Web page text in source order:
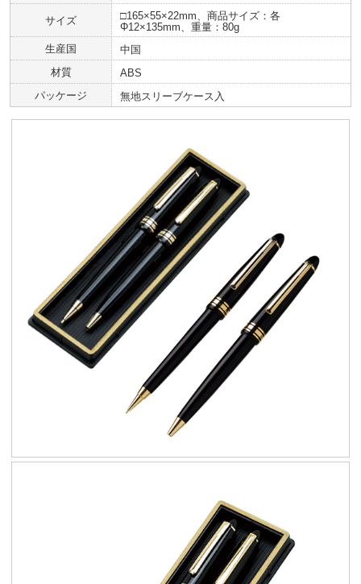
サイズ
□165×55×22mm、商品サイズ：各
Φ12×135mm、重量：80g
生産国
中国
材質
ABS
パッケージ
無地スリーブケース入